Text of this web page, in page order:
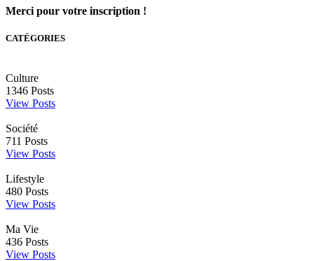
Merci pour votre inscription !
CATÉGORIES
Culture
1346 Posts
View Posts
Société
711 Posts
View Posts
Lifestyle
480 Posts
View Posts
Ma Vie
436 Posts
View Posts